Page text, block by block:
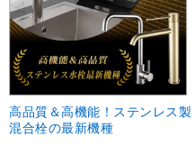
高品質＆高機能！ステンレス製
混合栓の最新機種